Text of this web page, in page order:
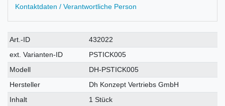
Kontaktdaten / Verantwortliche Person
Technisches
Merkmal
Wert
Art.-ID
432022
ext. Varianten-ID
PSTICK005
Modell
DH-PSTICK005
Hersteller
Dh Konzept Vertriebs GmbH
Inhalt
1 Stück